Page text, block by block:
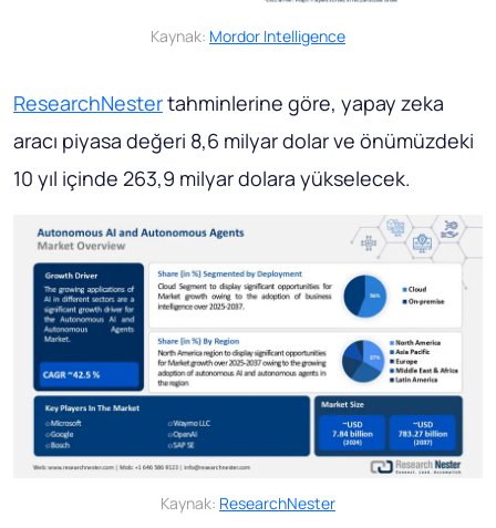
Kaynak: Mordor Intelligence
ResearchNestertahminlerine göre, yapay zeka
aracı piyasa değeri 8,6 milyar dolar ve önümüzdeki
10 yıl içinde 263,9 milyar dolara yükselecek.
Kaynak: ResearchNester